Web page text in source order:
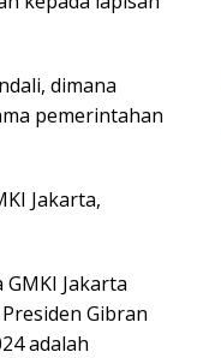
dimana
pemerintahan
Jakarta,
Jakarta
Gibran
adalah